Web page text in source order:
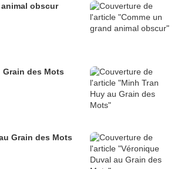
obscur
Grain des Mots
Grain des Mots